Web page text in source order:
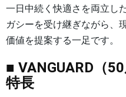
一日中続く快適さを両立し
ガシーを受け継ぎながら、
価値を提案する一足です。
■ VANGUARD（
特長